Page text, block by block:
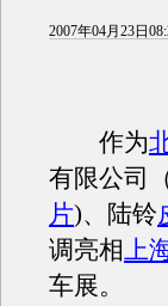
2007年04月23日
作为
有限公司
片)、陆铃
调亮相上
车展。